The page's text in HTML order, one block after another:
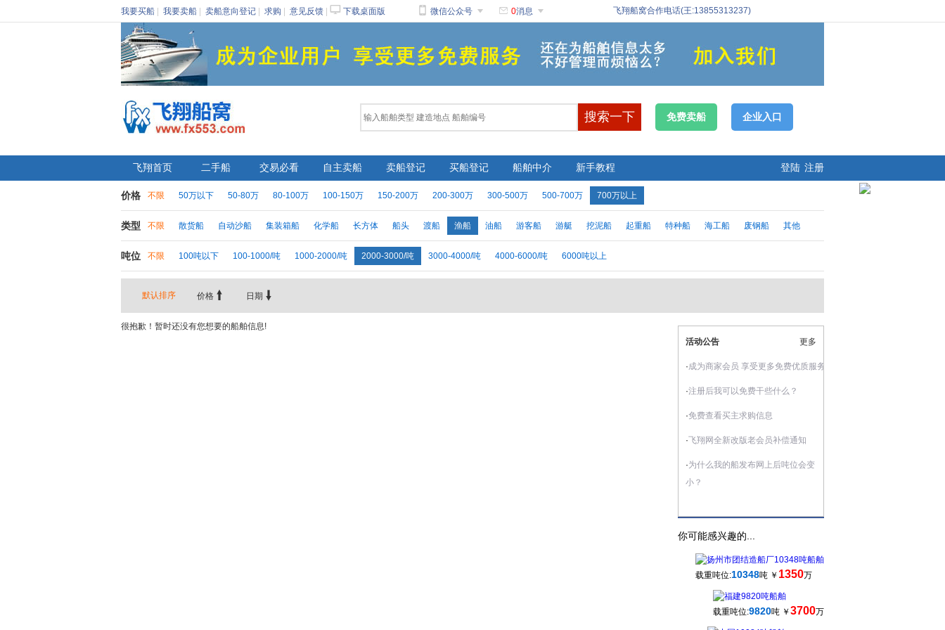
我要买船 我要卖船 卖船意向登记 求购 意见反馈 󰂙 下载桌面版  微信公众号   0消息  飞翔船窝合作电话(王:13855313237)
免费卖船 企业入口
飞翔首页 二手船 交易必看 自主卖船 卖船登记 买船登记 船舶中介 新手教程 登陆 注册
价格 不限 50万以下 50-80万 80-100万 100-150万 150-200万 200-300万 300-500万 500-700万 700万以上
类型 不限 散货船 自动沙船 集装箱船 化学船 长方体 船头 渡船 渔船 油船 游客船 游艇 挖泥船 起重船 特种船 海工船 废钢船 其他
吨位 不限 100吨以下 100-1000/吨 1000-2000/吨 2000-3000/吨 3000-4000/吨 4000-6000/吨 6000吨以上
默认排序 价格  日期 
很抱歉！暂时还没有您想要的船舶信息!
活动公告
更多
·成为商家会员 享受更多免费优质服务
·注册后我可以免费干些什么？
·免费查看买主求购信息
·飞翔网全新改版老会员补偿通知
·为什么我的船发布网上后吨位会变
小？
你可能感兴趣的...
载重吨位:10348吨 ￥ 1350万
载重吨位:9820吨 ￥ 3700万